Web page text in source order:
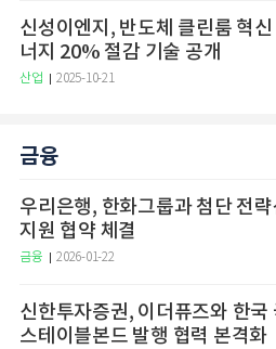
신성이엔지, 반도체 클린룸 혁
너지 20% 절감 기술 공개
산업 2025-10-21
금융
우리은행, 한화그룹과 첨단 전
지원 협약 체결
금융 2026-01-22
신한투자증권, 이더퓨즈와 한국
스테이블본드 발행 협력 본격화